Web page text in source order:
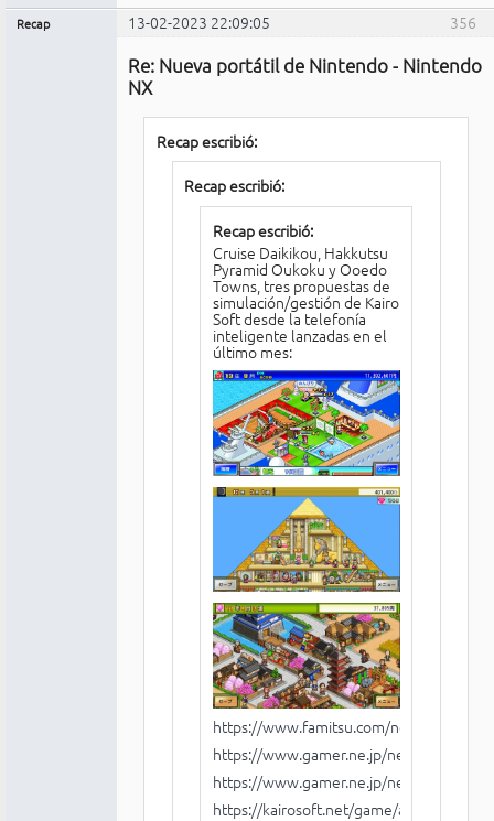
356
Recap 13-02-2023 22:09:05
Re: Nueva portátil de Nintendo - Nintendo
NX
Recap escribió:
Recap escribió:
Recap escribió:
Cruise Daikikou, Hakkutsu
Pyramid Oukoku y Ooedo
Towns, tres propuestas de
simulación/gestión de Kairo
Soft desde la telefonía
inteligente lanzadas en el
último mes:
https://www.famitsu.com/news/
https://www.gamer.ne.jp/news/
https://www.gamer.ne.jp/news/
https://kairosoft.net/game/appli/